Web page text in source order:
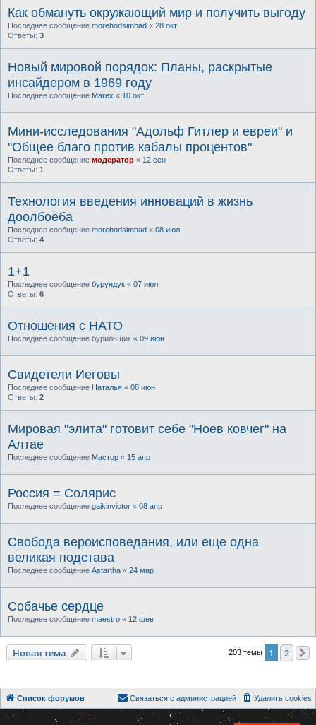
Как обмануть окружающий мир и получить выгоду
Последнее сообщение morehodsimbad « 28 окт
Ответы: 3
Новый мировой порядок: Планы, раскрытые
инсайдером в 1969 году
Последнее сообщение Marex « 10 окт
Мини-исследования "Адольф Гитлер и евреи" и
"Общее благо против кабалы процентов"
Последнее сообщение модератор « 12 сен
Ответы: 1
Технология введения инноваций в жизнь
доолбоёба
Последнее сообщение morehodsimbad « 08 июл
Ответы: 4
1+1
Последнее сообщение бурундук « 07 июл
Ответы: 6
Отношения с НАТО
Последнее сообщение бурильщик « 09 июн
Свидетели Иеговы
Последнее сообщение Наталья « 08 июн
Ответы: 2
Мировая "элита" готовит себе "Ноев ковчег" на
Алтае
Последнее сообщение Мастор « 15 апр
Россия = Солярис
Последнее сообщение gaikinvictor « 08 апр
Свобода вероисповедания, или еще одна
великая подстава
Последнее сообщение Astartha « 24 мар
Собачье сердце
Последнее сообщение maestro « 12 фев
Новая тема 203 темы 1 2
Список форумов Удалить cookies
Связаться с администрацией